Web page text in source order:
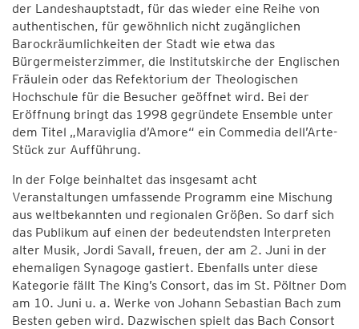
der Landeshauptstadt, für das wieder eine Reihe von
authentischen, für gewöhnlich nicht zugänglichen
Barockräumlichkeiten der Stadt wie etwa das
Bürgermeisterzimmer, die Institutskirche der Englischen
Fräulein oder das Refektorium der Theologischen
Hochschule für die Besucher geöffnet wird. Bei der
Eröffnung bringt das 1998 gegründete Ensemble unter
dem Titel „Maraviglia d’Amore“ ein Commedia dell’Arte-
Stück zur Aufführung.
In der Folge beinhaltet das insgesamt acht
Veranstaltungen umfassende Programm eine Mischung
aus weltbekannten und regionalen Größen. So darf sich
das Publikum auf einen der bedeutendsten Interpreten
alter Musik, Jordi Savall, freuen, der am 2. Juni in der
ehemaligen Synagoge gastiert. Ebenfalls unter diese
Kategorie fällt The King’s Consort, das im St. Pöltner Dom
am 10. Juni u. a. Werke von Johann Sebastian Bach zum
Besten geben wird. Dazwischen spielt das Bach Consort